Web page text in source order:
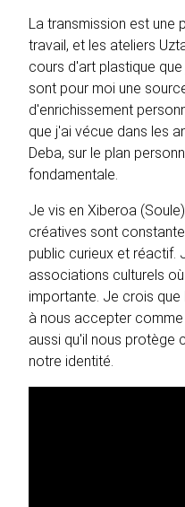
La transmission est une
travail, et les ateliers
cours d'art plastique
sont pour moi une
d'enrichissement
que j'ai vécue dans les
Deba, sur le plan
fondamentale.
Je vis en Xiberoa
créatives sont
public curieux et réactif.
associations culturels
importante. Je crois
à nous accepter
aussi qu'il nous protège
notre identité.